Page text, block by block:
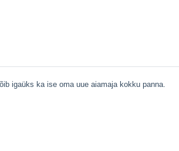
igaüks ka ise oma uue aiamaja kokku panna.